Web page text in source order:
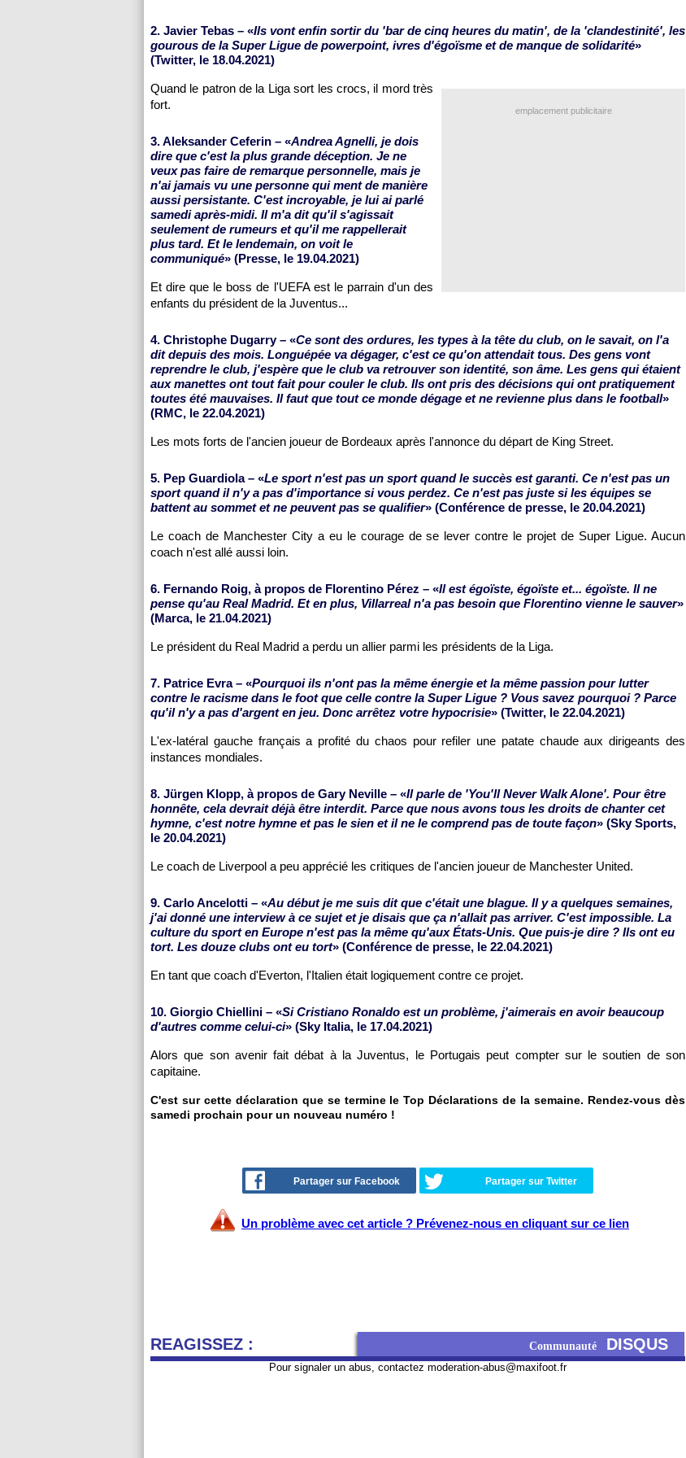
2. Javier Tebas – «Ils vont enfin sortir du 'bar de cinq heures du matin', de la 'clandestinité', les
gourous de la Super Ligue de powerpoint, ivres d'égoïsme et de manque de solidarité»
(Twitter, le 18.04.2021)
emplacement publicitaire
Quand le patron de la Liga sort les crocs, il mord très
fort.
3. Aleksander Ceferin – «Andrea Agnelli, je dois
dire que c'est la plus grande déception. Je ne
veux pas faire de remarque personnelle, mais je
n'ai jamais vu une personne qui ment de manière
aussi persistante. C'est incroyable, je lui ai parlé
samedi après-midi. Il m'a dit qu'il s'agissait
seulement de rumeurs et qu'il me rappellerait
plus tard. Et le lendemain, on voit le
communiqué» (Presse, le 19.04.2021)
Et dire que le boss de l'UEFA est le parrain d'un des
enfants du président de la Juventus...
4. Christophe Dugarry – «Ce sont des ordures, les types à la tête du club, on le savait, on l'a
dit depuis des mois. Longuépée va dégager, c'est ce qu'on attendait tous. Des gens vont
reprendre le club, j'espère que le club va retrouver son identité, son âme. Les gens qui étaient
aux manettes ont tout fait pour couler le club. Ils ont pris des décisions qui ont pratiquement
toutes été mauvaises. Il faut que tout ce monde dégage et ne revienne plus dans le football»
(RMC, le 22.04.2021)
Les mots forts de l'ancien joueur de Bordeaux après l'annonce du départ de King Street.
5. Pep Guardiola – «Le sport n'est pas un sport quand le succès est garanti. Ce n'est pas un
sport quand il n'y a pas d'importance si vous perdez. Ce n'est pas juste si les équipes se
battent au sommet et ne peuvent pas se qualifier» (Conférence de presse, le 20.04.2021)
Le coach de Manchester City a eu le courage de se lever contre le projet de Super Ligue. Aucun
coach n'est allé aussi loin.
6. Fernando Roig, à propos de Florentino Pérez – «Il est égoïste, égoïste et... égoïste. Il ne
pense qu'au Real Madrid. Et en plus, Villarreal n'a pas besoin que Florentino vienne le sauver»
(Marca, le 21.04.2021)
Le président du Real Madrid a perdu un allier parmi les présidents de la Liga.
7. Patrice Evra – «Pourquoi ils n'ont pas la même énergie et la même passion pour lutter
contre le racisme dans le foot que celle contre la Super Ligue ? Vous savez pourquoi ? Parce
qu'il n'y a pas d'argent en jeu. Donc arrêtez votre hypocrisie» (Twitter, le 22.04.2021)
L'ex-latéral gauche français a profité du chaos pour refiler une patate chaude aux dirigeants des
instances mondiales.
8. Jürgen Klopp, à propos de Gary Neville – «Il parle de 'You'll Never Walk Alone'. Pour être
honnête, cela devrait déjà être interdit. Parce que nous avons tous les droits de chanter cet
hymne, c'est notre hymne et pas le sien et il ne le comprend pas de toute façon» (Sky Sports,
le 20.04.2021)
Le coach de Liverpool a peu apprécié les critiques de l'ancien joueur de Manchester United.
9. Carlo Ancelotti – «Au début je me suis dit que c'était une blague. Il y a quelques semaines,
j'ai donné une interview à ce sujet et je disais que ça n'allait pas arriver. C'est impossible. La
culture du sport en Europe n'est pas la même qu'aux États-Unis. Que puis-je dire ? Ils ont eu
tort. Les douze clubs ont eu tort» (Conférence de presse, le 22.04.2021)
En tant que coach d'Everton, l'Italien était logiquement contre ce projet.
10. Giorgio Chiellini – «Si Cristiano Ronaldo est un problème, j'aimerais en avoir beaucoup
d'autres comme celui-ci» (Sky Italia, le 17.04.2021)
Alors que son avenir fait débat à la Juventus, le Portugais peut compter sur le soutien de son
capitaine.
C'est sur cette déclaration que se termine le Top Déclarations de la semaine. Rendez-vous dès
samedi prochain pour un nouveau numéro !
Partager sur Facebook Partager sur Twitter
Un problème avec cet article ? Prévenez-nous en cliquant sur ce lien
REAGISSEZ : Communauté DISQUS
Pour signaler un abus, contactez moderation-abus@maxifoot.fr